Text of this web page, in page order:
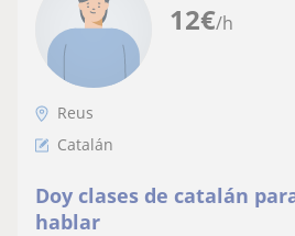
12€/h
Reus
Catalán
Doy clases de catalán
hablar